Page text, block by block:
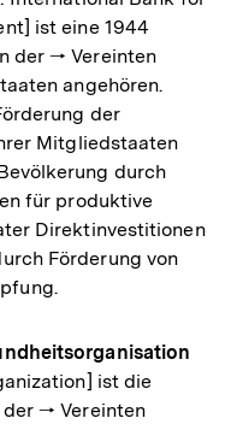
ist eine 1944
der 🠒 Vereinten
angehören.
der
Mitgliedstaaten
durch
für produktive
Direktinvestitionen
Förderung von
ist die
🠒 Vereinten